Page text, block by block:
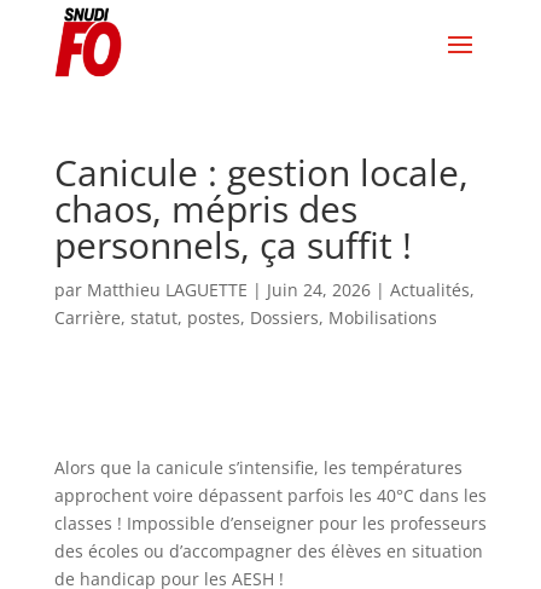
Canicule : gestion locale,
chaos, mépris des
personnels, ça suffit !
par Matthieu LAGUETTE | Juin 24, 2026| Actualités,
Carrière, statut, postes, Dossiers, Mobilisations
Alors que la canicule s’intensifie, les températures
approchent voire dépassent parfois les 40°C dans les
classes ! Impossible d’enseigner pour les professeurs
des écoles ou d’accompagner des élèves en situation
de handicap pour les AESH !